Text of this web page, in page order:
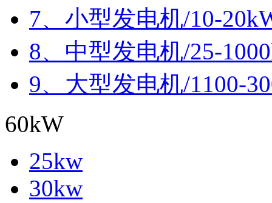
7、小型发电机/10-
8、中型发电机/25-
9、大型发电机/1100-
60kW
25kw
30kw